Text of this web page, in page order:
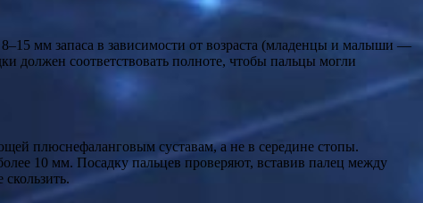
мм запаса в зависимости от возраста (младенцы и малыши —
должен соответствовать полноте, чтобы пальцы могли
плюснефаланговым суставам, а не в середине стопы.
10 мм. Посадку пальцев проверяют, вставив палец между